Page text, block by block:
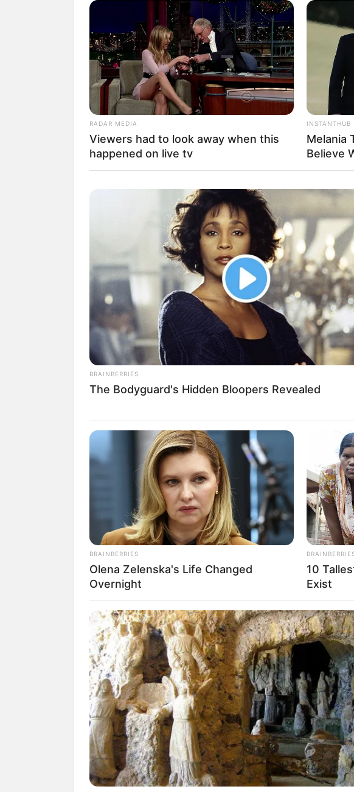
(foto: instagram/punipun7)
2. Karirnya sebagai cosplayer sudah tak main-
tampil di negara tetangga seperti Malaysia,
RADAR MEDIA
Viewers had to look away when this
happened on live tv
INSTANTHUB
Melania
Believe
BRAINBERRIES
The Bodyguard's Hidden Bloopers Revealed
BRAINBERRIES
Olena Zelenska's Life Changed
Overnight
10
Exist